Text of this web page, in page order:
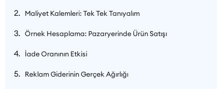
Maliyet Kalemleri: Tek Tek Tanıyalım
Örnek Hesaplama: Pazaryerinde Ürün Satışı
İade Oranının Etkisi
Reklam Giderinin Gerçek Ağırlığı